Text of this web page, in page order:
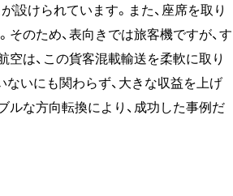
設けられています。また、座席を取り
のため、表向きでは旅客機ですが、す
は、この貨客混載輸送を柔軟に取り
ないにも関わらず、大きな収益を上げ
ルな方向転換により、成功した事例だ